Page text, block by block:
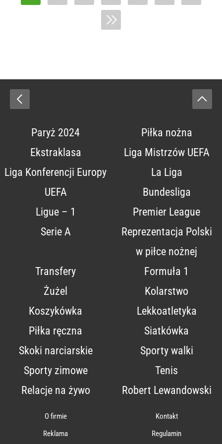
Paryż 2024
Piłka nożna
Ekstraklasa
Liga Mistrzów UEFA
Liga Konferencji Europy
UEFA
La Liga
Bundesliga
Ligue – 1
Premier League
Serie A
Reprezentacja Polski
w piłce nożnej
Transfery
Formuła 1
Żużel
Kolarstwo
Koszykówka
Lekkoatletyka
Piłka ręczna
Siatkówka
Skoki narciarskie
Sporty walki
Sporty zimowe
Tenis
Relacje na żywo
Robert Lewandowski
O firmie
Kontakt
Reklama
Regulamin